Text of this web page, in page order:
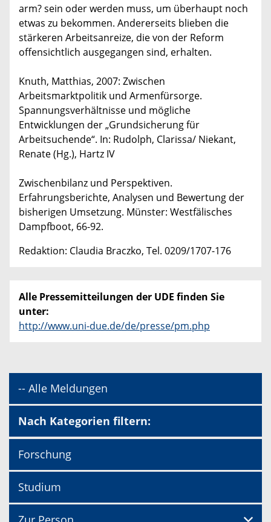
arm? sein oder werden muss, um überhaupt noch
etwas zu bekommen. Andererseits blieben die
stärkeren Arbeitsanreize, die von der Reform
offensichtlich ausgegangen sind, erhalten.
Knuth, Matthias, 2007: Zwischen
Arbeitsmarktpolitik und Armenfürsorge.
Spannungsverhältnisse und mögliche
Entwicklungen der „Grundsicherung für
Arbeitsuchende“. In: Rudolph, Clarissa/ Niekant,
Renate (Hg.), Hartz IV
Zwischenbilanz und Perspektiven.
Erfahrungsberichte, Analysen und Bewertung der
bisherigen Umsetzung. Münster: Westfälisches
Dampfboot, 66-92.
Redaktion: Claudia Braczko, Tel. 0209/1707-176
Alle Pressemitteilungen der UDE finden Sie
unter:
http://www.uni-due.de/de/presse/pm.php
-- Alle Meldungen
Nach Kategorien filtern:
Forschung
Studium